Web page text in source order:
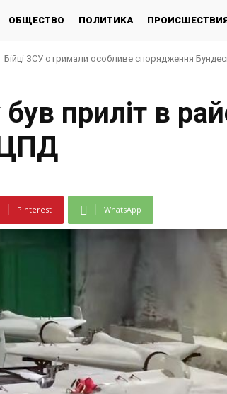
ОБЩЕСТВО ПОЛИТИКА
Бійці ЗСУ отримали особливе спорядження
приліт в
ЦПД
Pinterest WhatsApp